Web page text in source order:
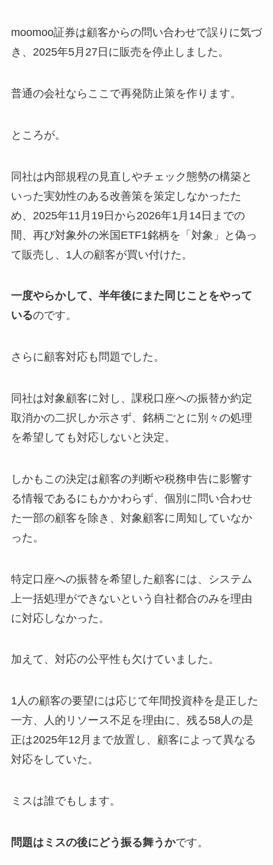
moomoo証券は顧客からの問い合わせで誤りに気づ
き、2025年5月27日に販売を停止しました。
普通の会社ならここで再発防止策を作ります。
ところが。
同社は内部規程の見直しやチェック態勢の構築と
いった実効性のある改善策を策定しなかったた
め、2025年11月19日から2026年1月14日までの
間、再び対象外の米国ETF1銘柄を「対象」と偽っ
て販売し、1人の顧客が買い付けた。
一度やらかして、半年後にまた同じことをやって
いるのです。
さらに顧客対応も問題でした。
同社は対象顧客に対し、課税口座への振替か約定
取消かの二択しか示さず、銘柄ごとに別々の処理
を希望しても対応しないと決定。
しかもこの決定は顧客の判断や税務申告に影響す
る情報であるにもかかわらず、個別に問い合わせ
た一部の顧客を除き、対象顧客に周知していなか
った。
特定口座への振替を希望した顧客には、システム
上一括処理ができないという自社都合のみを理由
に対応しなかった。
加えて、対応の公平性も欠けていました。
1人の顧客の要望には応じて年間投資枠を是正した
一方、人的リソース不足を理由に、残る58人の是
正は2025年12月まで放置し、顧客によって異なる
対応をしていた。
ミスは誰でもします。
問題はミスの後にどう振る舞うかです。